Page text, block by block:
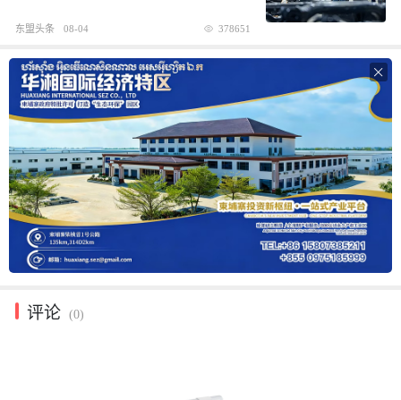
东盟头条 08-04 378651

评论 (0)